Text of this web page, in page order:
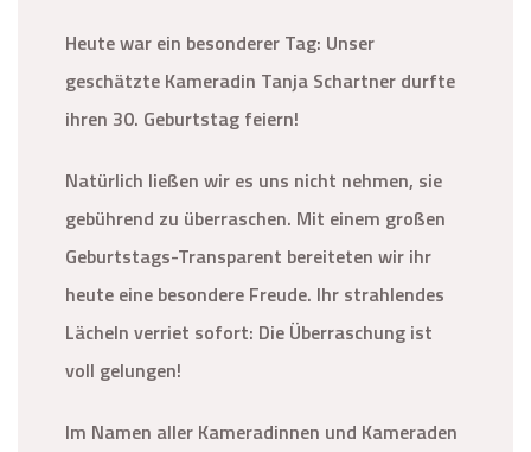
Heute war ein besonderer Tag: Unser
geschätzte Kameradin Tanja Schartner durfte
ihren 30. Geburtstag feiern!
Natürlich ließen wir es uns nicht nehmen, sie
gebührend zu überraschen. Mit einem großen
Geburtstags-Transparent bereiteten wir ihr
heute eine besondere Freude. Ihr strahlendes
Lächeln verriet sofort: Die Überraschung ist
voll gelungen!
Im Namen aller Kameradinnen und Kameraden